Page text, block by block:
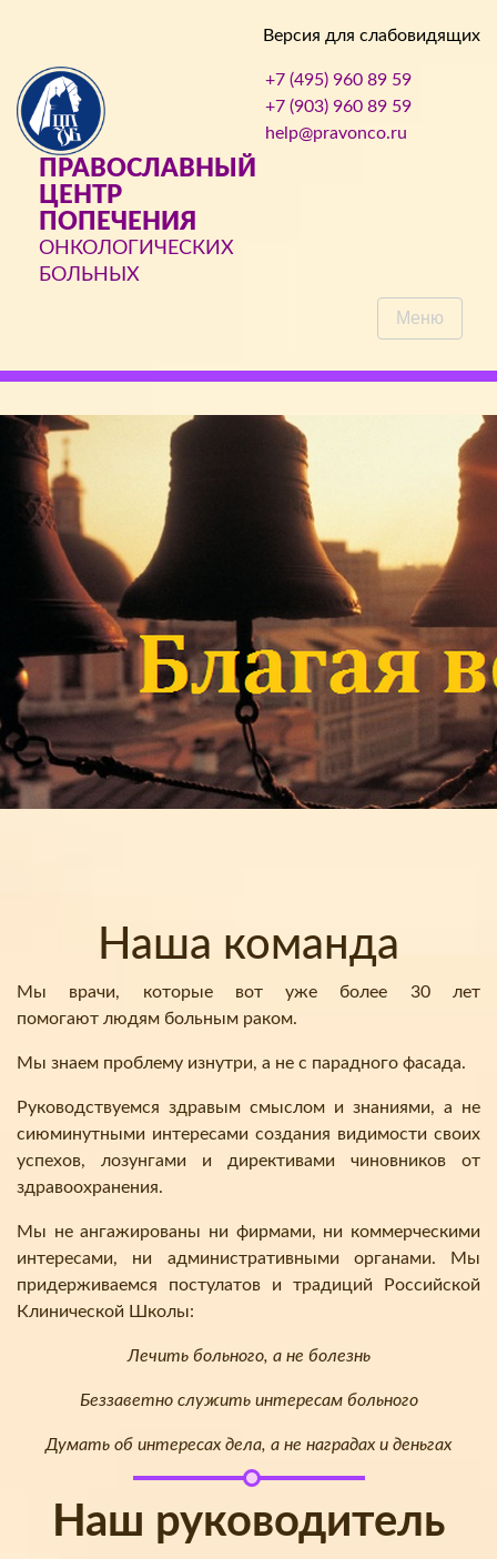
Версия для слабовидящих
ПРАВОСЛАВНЫЙ
ЦЕНТР
ПОПЕЧЕНИЯ
ОНКОЛОГИЧЕСКИХ
БОЛЬНЫХ
+7 (495) 960 89 59
+7 (903) 960 89 59
help@pravonco.ru
Меню
Наша команда
Мы врачи, которые вот уже более 30 лет
помогают людям больным раком.
Мы знаем проблему изнутри, а не с парадного фасада.
Руководствуемся здравым смыслом и знаниями, а не
сиюминутными интересами создания видимости своих
успехов, лозунгами и директивами чиновников от
здравоохранения.
Мы не ангажированы ни фирмами, ни коммерческими
интересами, ни административными органами. Мы
придерживаемся постулатов и традиций Российской
Клинической Школы:
Лечить больного, а не болезнь
Беззаветно служить интересам больного
Думать об интересах дела, а не наградах и деньгах
Наш руководитель